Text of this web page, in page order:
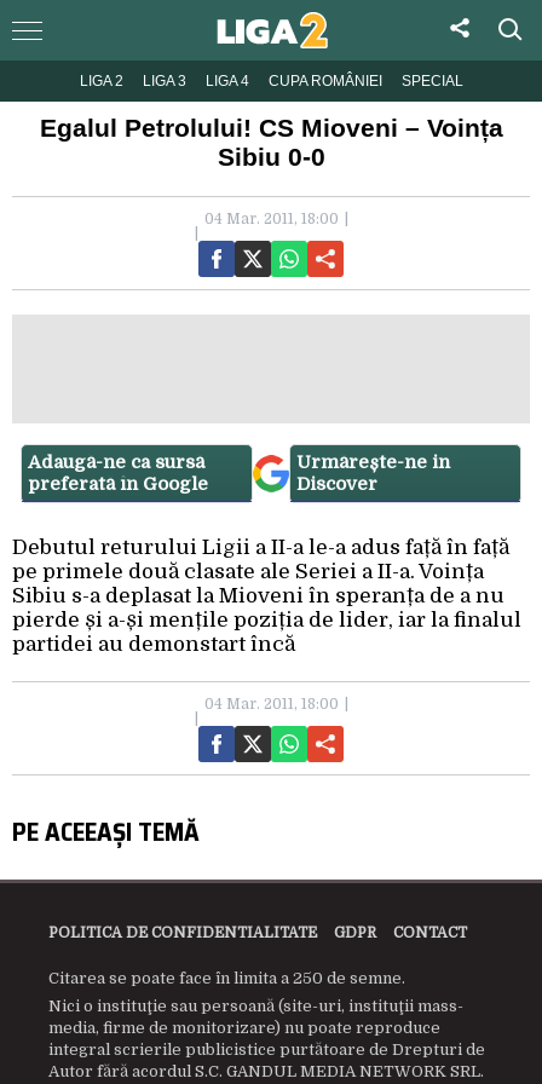
LIGA 2 LIGA 3 LIGA 4 CUPA ROMÂNIEI SPECIAL
Egalul Petrolului! CS Mioveni – Voința
Sibiu 0-0
04 Mar. 2011, 18:00
Adaugă-ne ca sursă
preferată în Google
Urmărește-ne in
Discover
Debutul returului Ligii a II-a le-a adus față în față
pe primele două clasate ale Seriei a II-a. Voința
Sibiu s-a deplasat la Mioveni în speranța de a nu
pierde și a-și mențile poziția de lider, iar la finalul
partidei au demonstart încă
04 Mar. 2011, 18:00
PE ACEEAȘI TEMĂ
POLITICA DE CONFIDENTIALITATE GDPR CONTACT
Citarea se poate face în limita a 250 de semne.
Nici o instituţie sau persoană (site-uri, instituţii mass-
media, firme de monitorizare) nu poate reproduce
integral scrierile publicistice purtătoare de Drepturi de
Autor fără acordul S.C. GANDUL MEDIA NETWORK SRL.